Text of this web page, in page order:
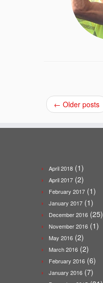
← Older posts
April 2018 (1)
April 2017 (2)
February 2017 (1)
January 2017 (1)
December 2016 (25)
November 2016 (1)
May 2016 (2)
March 2016 (2)
February 2016 (6)
January 2016 (7)